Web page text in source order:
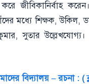
জীবিকানির্বাহ
মধ্যে শিক্ষক, উকিল,
সুতার উল্লেখযোগ্য।
বিদ্যালয় – রচনা : (